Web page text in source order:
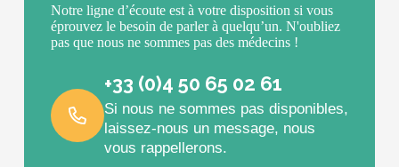
Notre ligne d’écoute est à votre disposition si vous
éprouvez le besoin de parler à quelqu’un. N'oubliez
pas que nous ne sommes pas des médecins !
+33 (0)4 50 65 02 61
Si nous ne sommes pas disponibles,
laissez-nous un message, nous
vous rappellerons.